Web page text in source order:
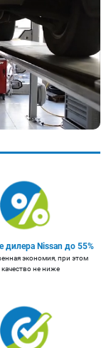
дилера Nissan до 55%
экономия, при этом
качество не ниже